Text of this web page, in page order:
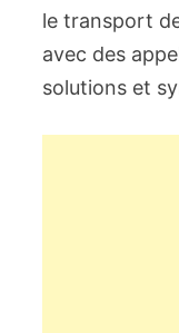
le transport
avec des
solutions et